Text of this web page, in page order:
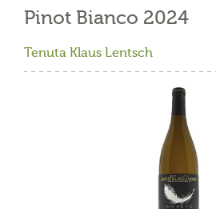
Pinot Bianco 2024
Tenuta Klaus Lentsch